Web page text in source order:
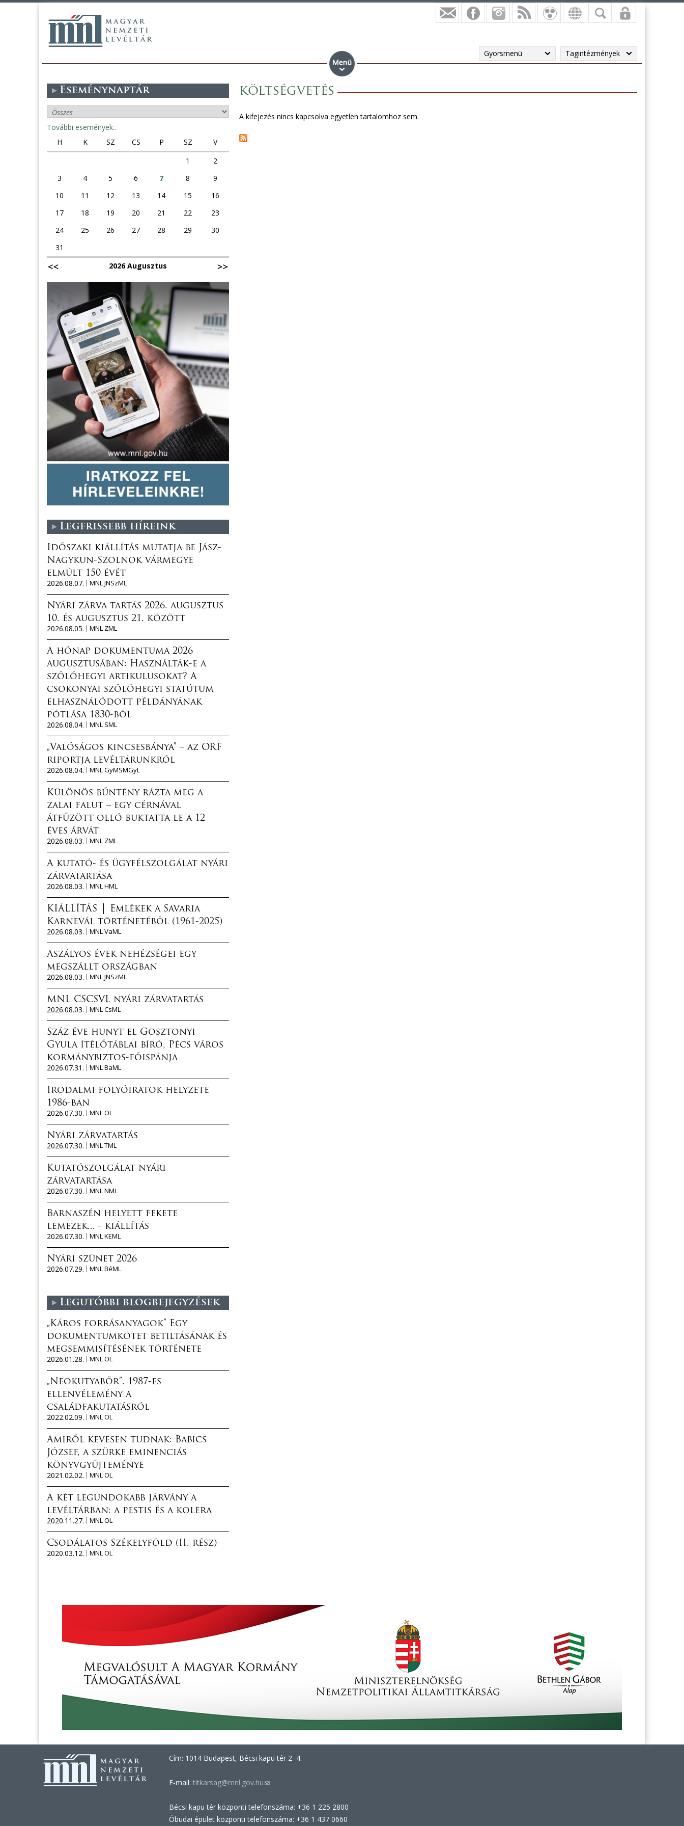
Gyorsmenü Tagintézmények
költségvetés
A kifejezés nincs kapcsolva egyetlen tartalomhoz sem.
Eseménynaptár
További események..
H
K SZ CS P SZ
V
1
2
3
4 5 6 7 8
9
10
11 12 13 14 15
16
17
18 19 20 21 22
23
24
25 26 27 28 29
30
31
2026 Augusztus
Legfrissebb híreink
Időszaki kiállítás mutatja be Jász-
Nagykun-Szolnok vármegye
elmúlt 150 évét
2026.08.07.
MNL JNSzML
Nyári zárva tartás 2026. augusztus
10. és augusztus 21. között
2026.08.05.
MNL ZML
A hónap dokumentuma 2026
augusztusában: Használták-e a
szőlőhegyi artikulusokat? A
csokonyai szőlőhegyi statútum
elhasználódott példányának
pótlása 1830-ból
2026.08.04.
MNL SML
„Valóságos kincsesbánya” – az ORF
riportja levéltárunkról
2026.08.04.
MNL GyMSMGyL
Különös bűntény rázta meg a
zalai falut – egy cérnával
átfűzött olló buktatta le a 12
éves árvát
2026.08.03.
MNL ZML
A kutató- és ügyfélszolgálat nyári
zárvatartása
2026.08.03.
MNL HML
KIÁLLÍTÁS │ Emlékek a Savaria
Karnevál történetéből (1961-2025)
2026.08.03.
MNL VaML
Aszályos évek nehézségei egy
megszállt országban
2026.08.03.
MNL JNSzML
MNL CSCSVL nyári zárvatartás
2026.08.03.
MNL CsML
Száz éve hunyt el Gosztonyi
Gyula ítélőtáblai bíró, Pécs város
kormánybiztos-főispánja
2026.07.31.
MNL BaML
Irodalmi folyóiratok helyzete
1986-ban
2026.07.30.
MNL OL
Nyári zárvatartás
2026.07.30.
MNL TML
Kutatószolgálat nyári
zárvatartása
2026.07.30.
MNL NML
Barnaszén helyett fekete
lemezek... - kiállítás
2026.07.30.
MNL KEML
Nyári szünet 2026
2026.07.29.
MNL BéML
Legutóbbi blogbejegyzések
„Káros forrásanyagok” Egy
dokumentumkötet betiltásának és
megsemmisítésének története
2026.01.28.
MNL OL
„Neokutyabőr”. 1987-es
ellenvélemény a
családfakutatásról
2022.02.09.
MNL OL
Amiről kevesen tudnak: Babics
József, a szürke eminenciás
könyvgyűjteménye
2021.02.02.
MNL OL
A két legundokabb járvány a
levéltárban: a pestis és a kolera
2020.11.27.
MNL OL
Csodálatos Székelyföld (II. rész)
2020.03.12.
MNL OL
Cím: 1014 Budapest, Bécsi kapu tér 2–4.
E-mail: titkarsag@mnl.gov.hu(link
e-
mail)
Bécsi kapu tér központi telefonszáma: +36 1 225 2800
Óbudai épület központi telefonszáma: +36 1 437 0660